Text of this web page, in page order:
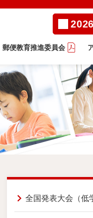
郵便教育推進委員会
全国発表大会（低